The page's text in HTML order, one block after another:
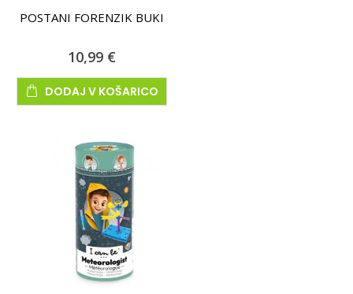
POSTANI FORENZIK BUKI
10,99 €
DODAJ V KOŠARICO